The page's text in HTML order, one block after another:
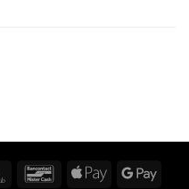
Dinners
BancontactApple